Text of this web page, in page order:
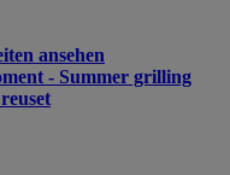
ansehen
- Summer grilling